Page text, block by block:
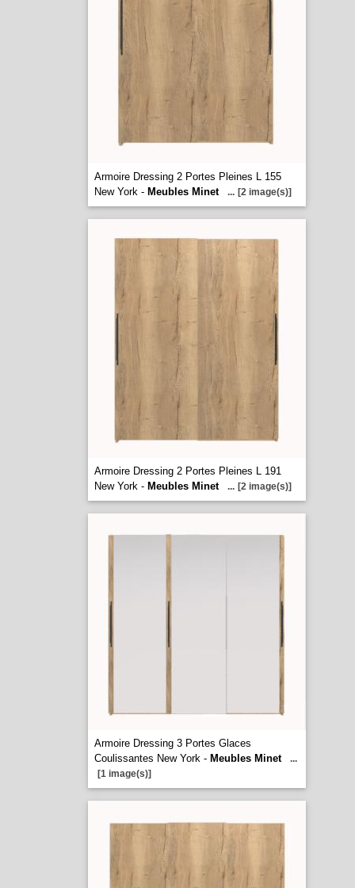
Armoire Dressing 2 Portes Pleines L 155
New York - Meubles Minet ... [2 image(s)]
Armoire Dressing 2 Portes Pleines L 191
New York - Meubles Minet ... [2 image(s)]
Armoire Dressing 3 Portes Glaces
Coulissantes New York - Meubles Minet
...
[1 image(s)]